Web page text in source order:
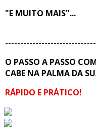
"E MUITO MAIS"...
O PASSO A PASSO
CABE NA PALMA DA
RÁPIDO E PRÁTICO!